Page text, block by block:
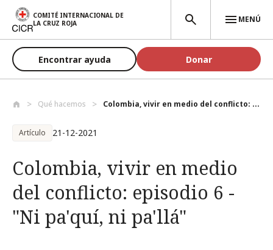
Pasar al contenido principal
COMITÉ INTERNACIONAL DE
LA CRUZ ROJA
MENÚ
Encontrar ayuda Donar
Qué hacemos Colombia, vivir en medio del conflicto: ...
Artículo 21-12-2021
Colombia, vivir en medio
del conflicto: episodio 6 -
"Ni pa'quí, ni pa'llá"